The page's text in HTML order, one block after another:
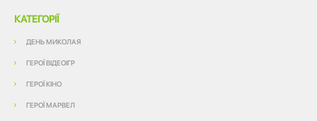
КАТЕГОРІЇ
ДЕНЬ МИКОЛАЯ
ГЕРОЇ ВІДЕОІГР
ГЕРОЇ КІНО
ГЕРОЇ МАРВЕЛ